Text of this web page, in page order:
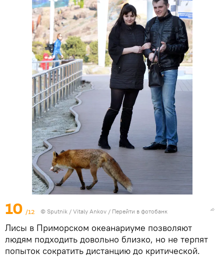
10 /12 © Sputnik / Vitaly Ankov / Перейти в фотобанк
Лисы в Приморском океанариуме позволяют
людям подходить довольно близко, но не терпят
попыток сократить дистанцию до критической.